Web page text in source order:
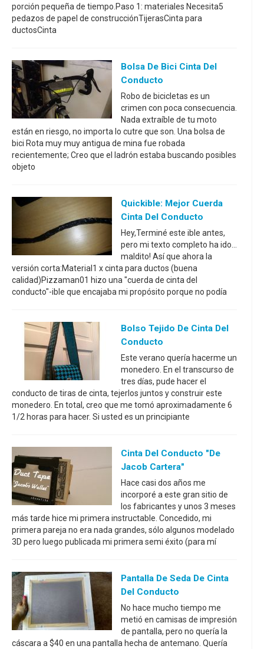
porción pequeña de tiempo.Paso 1: materiales Necesita5
pedazos de papel de construcciónTijerasCinta para
ductosCinta
Bolsa De Bici Cinta Del
Conducto
Robo de bicicletas es un
crimen con poca consecuencia.
Nada extraíble de tu moto
están en riesgo, no importa lo cutre que son. Una bolsa de
bici Rota muy muy antigua de mina fue robada
recientemente; Creo que el ladrón estaba buscando posibles
objeto
Quickible: Mejor Cuerda
Cinta Del Conducto
Hey,Terminé este ible antes,
pero mi texto completo ha ido...
maldito! Así que ahora la
versión corta:Material1 x cinta para ductos (buena
calidad)Pizzaman01 hizo una "cuerda de cinta del
conducto"-ible que encajaba mi propósito porque no podía
Bolso Tejido De Cinta Del
Conducto
Este verano quería hacerme un
monedero. En el transcurso de
tres días, pude hacer el
conducto de tiras de cinta, tejerlos juntos y construir este
monedero. En total, creo que me tomó aproximadamente 6
1/2 horas para hacer. Si usted es un principiante
Cinta Del Conducto "De
Jacob Cartera"
Hace casi dos años me
incorporé a este gran sitio de
los fabricantes y unos 3 meses
más tarde hice mi primera instructable. Concedido, mi
primera pareja no era nada grandes, sólo algunos modelado
3D pero luego publicada mi primera semi éxito (para mí
Pantalla De Seda De Cinta
Del Conducto
No hace mucho tiempo me
metió en camisas de impresión
de pantalla, pero no quería la
cáscara a $40 en una pantalla hecha de antemano. Quería